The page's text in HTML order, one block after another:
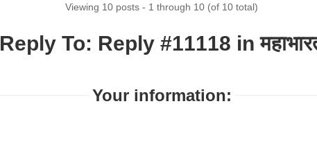
Viewing 10 posts - 1 through 10 (of 10 total)
Reply To: Reply #11118 in
Your information: